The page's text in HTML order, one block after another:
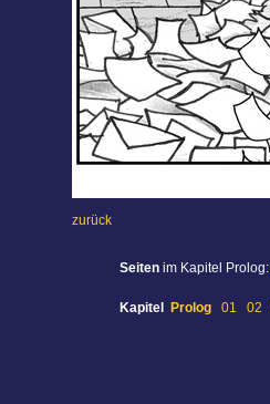
zurück
Seiten im Kapitel Prolog:
Kapitel Prolog 01 02